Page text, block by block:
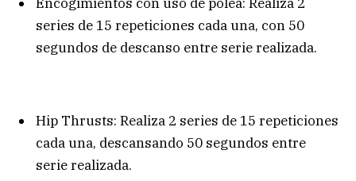
series de 15 repeticiones cada una, con 50
segundos de descanso entre serie realizada.
Hip Thrusts: Realiza 2 series de 15 repeticiones
cada una, descansando 50 segundos entre
serie realizada.